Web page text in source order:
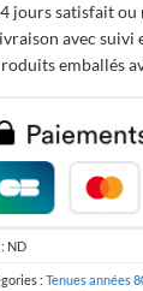
jours satisfait ou
avec suivi
emballés
ND
: Tenues années